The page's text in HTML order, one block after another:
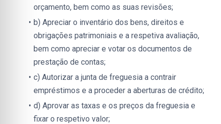
orçamento, bem como as suas revisões;
b) Apreciar o inventário dos bens, direitos e
obrigações patrimoniais e a respetiva avaliação,
bem como apreciar e votar os documentos de
prestação de contas;
c) Autorizar a junta de freguesia a contrair
empréstimos e a proceder a aberturas de crédito;
d) Aprovar as taxas e os preços da freguesia e
fixar o respetivo valor;